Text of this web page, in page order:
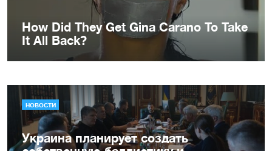
НОВОСТИ
Украина планирует создать